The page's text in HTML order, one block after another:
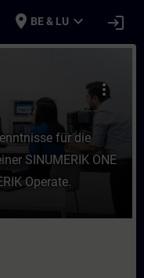
place BE & LU expand_more login
- Training -
more_vert
für die
SINUMERIK ONE
Operate.